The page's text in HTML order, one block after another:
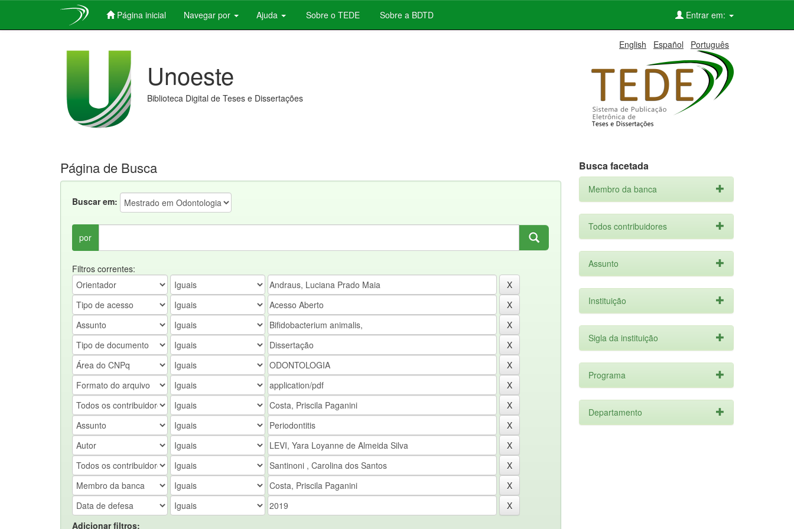
Página inicial Navegar por Ajuda Sobre o TEDE Sobre a BDTD Entrar em:
English Español Português
Unoeste
Biblioteca Digital de Teses e Dissertações
Página de Busca
Buscar em:
por
Filtros correntes:
Adicionar filtros:
Busca facetada
Membro da banca
Todos contribuidores
Assunto
Instituição
Sigla da instituição
Programa
Departamento